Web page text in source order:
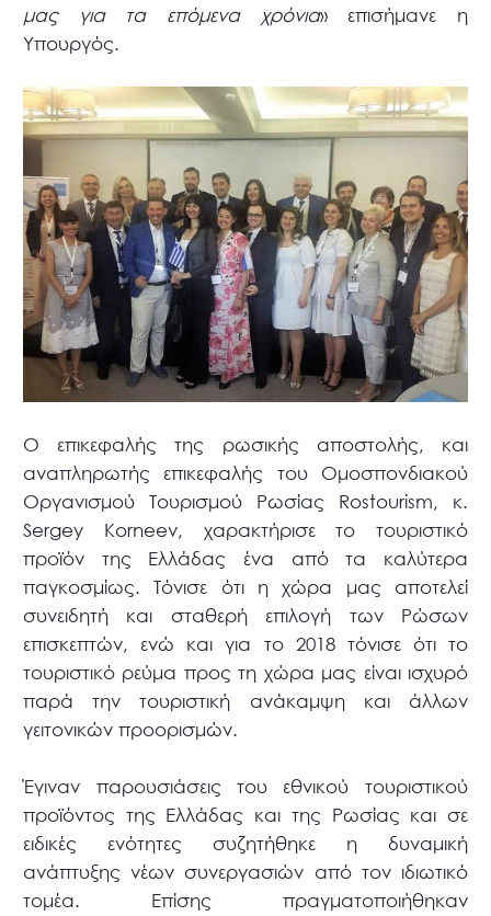
μας για τα επόμενα χρόνια» επισήμανε η
Υπουργός.
Ο επικεφαλής της ρωσικής αποστολής, και
αναπληρωτής επικεφαλής του Ομοσπονδιακού
Οργανισμού Τουρισμού Ρωσίας Rostourism, κ.
Sergey Korneev, χαρακτήρισε το τουριστικό
προϊόν της Ελλάδας ένα από τα καλύτερα
παγκοσμίως. Τόνισε ότι η χώρα μας αποτελεί
συνειδητή και σταθερή επιλογή των Ρώσων
επισκεπτών, ενώ και για το 2018 τόνισε ότι το
τουριστικό ρεύμα προς τη χώρα μας είναι ισχυρό
παρά την τουριστική ανάκαμψη και άλλων
γειτονικών προορισμών.
Έγιναν παρουσιάσεις του εθνικού τουριστικού
προϊόντος της Ελλάδας και της Ρωσίας και σε
ειδικές ενότητες συζητήθηκε η δυναμική
ανάπτυξης νέων συνεργασιών από τον ιδιωτικό
τομέα. Επίσης πραγματοποιήθηκαν